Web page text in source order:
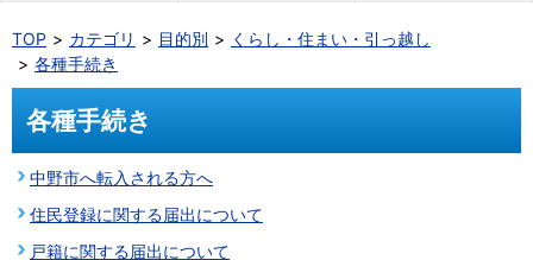
TOP カテゴリ 目的別
くらし・住まい・引っ越し
各種手続き
各種手続き
中野市へ転入される方へ
住民登録に関する届出について
戸籍に関する届出について